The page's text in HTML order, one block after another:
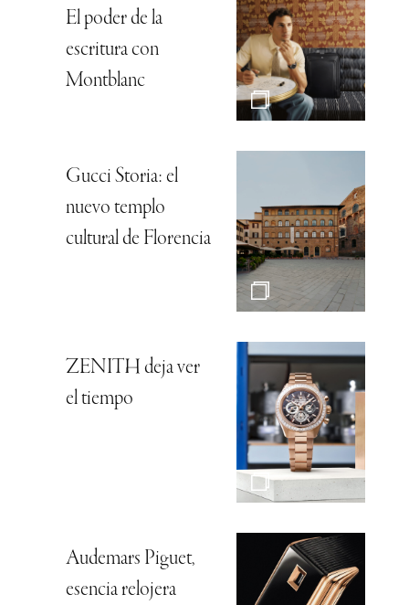
El poder de la
escritura con
Montblanc
Gucci Storia: el
nuevo templo
cultural de Florencia
ZENITH deja ver
el tiempo
Audemars Piguet,
esencia relojera